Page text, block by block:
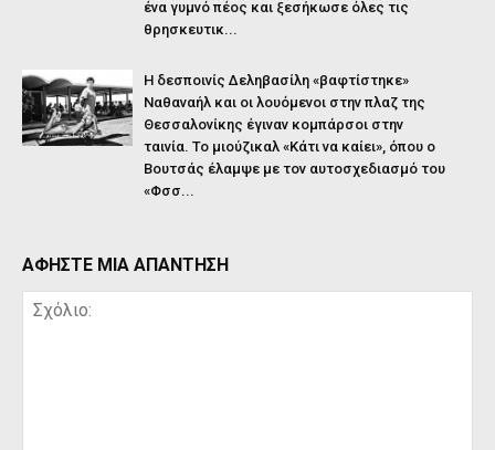
ένα γυμνό πέος και ξεσήκωσε όλες τις
θρησκευτικ...
Η δεσποινίς Δεληβασίλη «βαφτίστηκε»
Ναθαναήλ και οι λουόμενοι στην πλαζ της
Θεσσαλονίκης έγιναν κομπάρσοι στην
ταινία. Το μιούζικαλ «Κάτι να καίει», όπου ο
Βουτσάς έλαμψε με τον αυτοσχεδιασμό του
«Φσσ...
ΑΦΗΣΤΕ ΜΙΑ ΑΠΑΝΤΗΣΗ